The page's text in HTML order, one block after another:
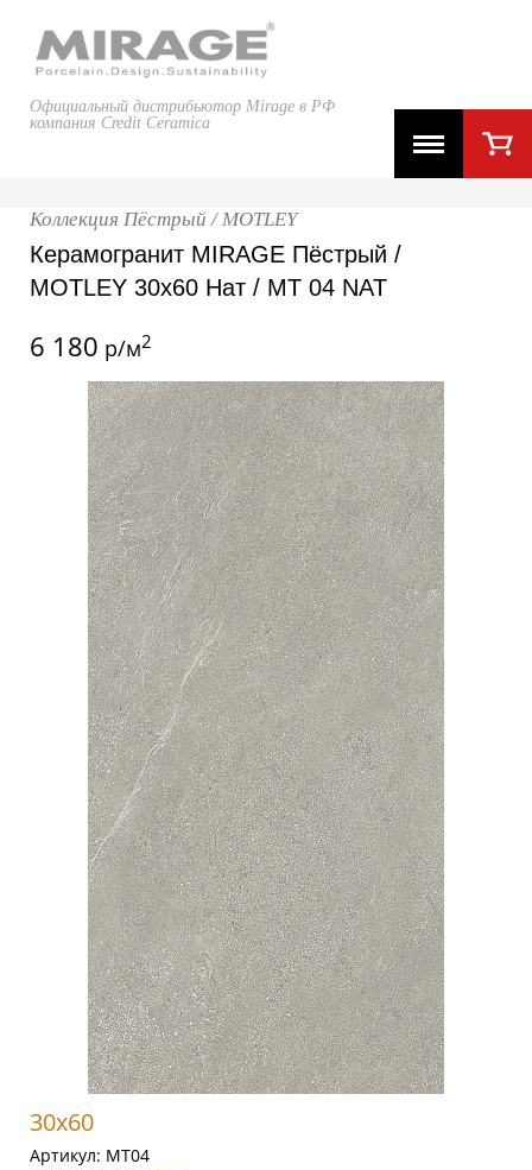
Официальный дистрибьютор Mirage в РФ
компания Credit Ceramica
Коллекция Пёстрый / MOTLEY
Керамогранит MIRAGE Пёстрый /
MOTLEY 30x60 Нат / MT 04 NAT
6 180 р/м2
30x60
Артикул: MT04